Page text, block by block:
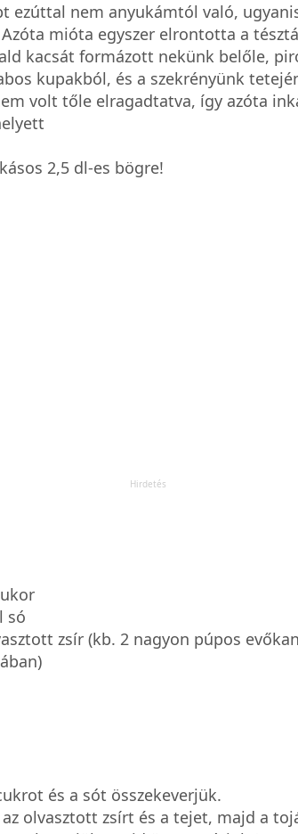
ezúttal nem anyukámtól való,
mióta egyszer elrontotta a
kacsát formázott nekünk belőle,
kupakból, és a szekrényünk
volt tőle elragadtatva, így azóta
2,5 dl-es bögre!
só
zsír (kb. 2 nagyon púpos
és a sót összekeverjük.
az olvasztott zsírt és a tejet, majd a